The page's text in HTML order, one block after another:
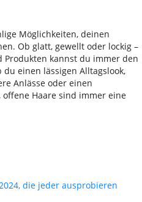
Möglichkeiten, deinen
Ob glatt, gewellt oder lockig –
kannst du immer den
du einen lässigen Alltagslook,
Anlässe oder einen
offene Haare sind immer eine